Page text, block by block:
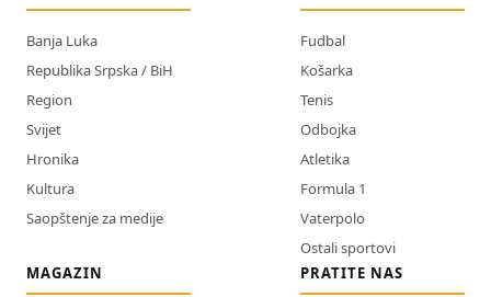
Banja Luka
Republika Srpska / BiH
Region
Svijet
Hronika
Kultura
Saopštenje za medije
Fudbal
Košarka
Tenis
Odbojka
Atletika
Formula 1
Vaterpolo
Ostali sportovi
MAGAZIN
PRATITE NAS